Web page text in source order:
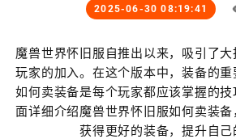
2025-06-30 08:19:41
魔兽世界怀旧服自推出以来，吸引了
玩家的加入。在这个版本中，装备的
如何卖装备是每个玩家都应该掌握的
面详细介绍魔兽世界怀旧服如何卖装
获得更好的装备，提升自己